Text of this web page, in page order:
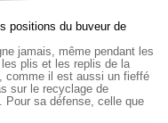
positions du buveur de
jamais, même pendant les
les plis et les replis de la
comme il est aussi un fieffé
sur le recyclage de
Pour sa défense, celle que